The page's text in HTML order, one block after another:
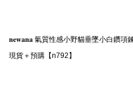
𝐧𝐞𝐰𝐚𝐧𝐚 氣質性感小野貓垂墜小白鑽項
現貨＋預購【n792】